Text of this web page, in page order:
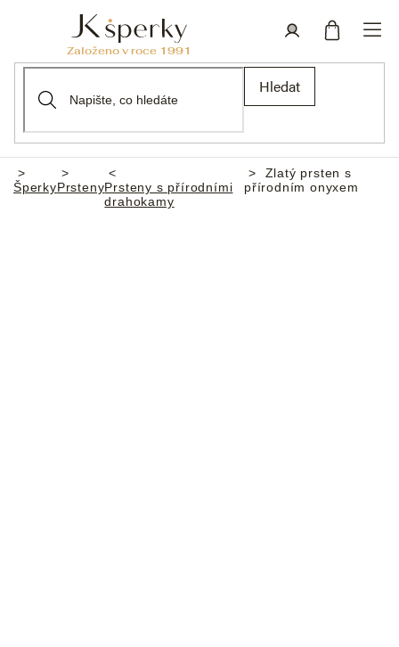
Hledat
Domů
ŠperkyPrstenyPrsteny s přírodními
drahokamy
Zlatý prsten s
přírodním onyxem